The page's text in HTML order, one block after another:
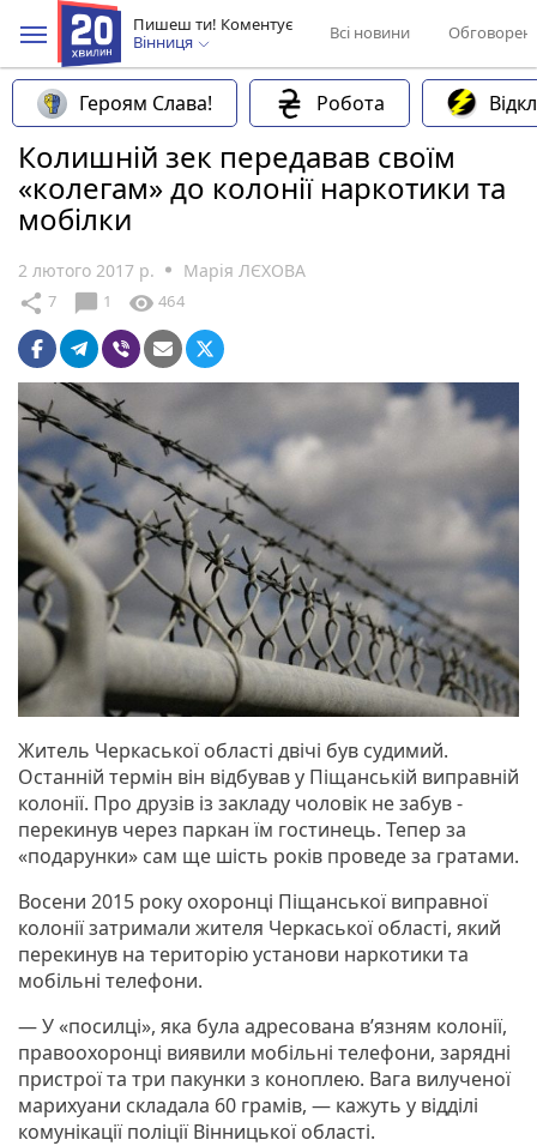
Пишеш ти! Коментує
Вінниця
Всі новини
Героям Слава! Робота
Колишній зек передавав своїм
«колегам» до колонії наркотики та
мобілки
2 лютого 2017 р. Марія ЛЄХОВА
share 7 chat_bubble 1 visibility 464
Житель Черкаської області двічі був судимий.
Останній термін він відбував у Піщанській виправній
колонії. Про друзів із закладу чоловік не забув -
перекинув через паркан їм гостинець. Тепер за
«подарунки» сам ще шість років проведе за гратами.
Восени 2015 року охоронці Піщанської виправної
колонії затримали жителя Черкаської області, який
перекинув на територію установи наркотики та
мобільні телефони.
— У «посилці», яка була адресована в’язням колонії,
правоохоронці виявили мобільні телефони, зарядні
пристрої та три пакунки з коноплею. Вага вилученої
марихуани складала 60 грамів, — кажуть у відділі
комунікації поліції Вінницької області.